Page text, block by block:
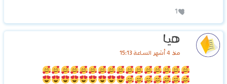
1
هيا
منذ 4 أشهر الساعة 15:13